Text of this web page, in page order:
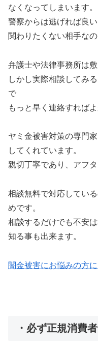
なくなってしまいます。
警察からは逃げれば良
関わりたくない相手なの
弁護士や法律事務所は
しかし実際相談してみ
で
もっと早く連絡すれば
ヤミ金被害対策の専門
してくれています。
親切丁寧であり、アフ
相談無料で対応してい
めです。
相談するだけでも不安
知る事も出来ます。
闇金被害にお悩みの方に
・必ず正規消費